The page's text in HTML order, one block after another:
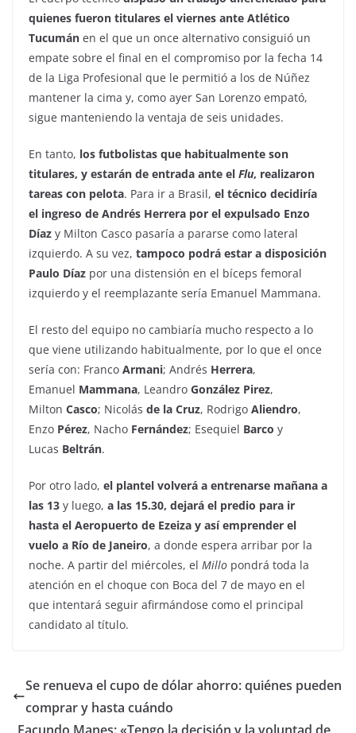
quienes fueron titulares el viernes ante Atlético
Tucumán en el que un once alternativo consiguió un
empate sobre el final en el compromiso por la fecha 14
de la Liga Profesional que le permitió a los de Núñez
mantener la cima y, como ayer San Lorenzo empató,
sigue manteniendo la ventaja de seis unidades.
En tanto, los futbolistas que habitualmente son
titulares, y estarán de entrada ante el Flu, realizaron
tareas con pelota. Para ir a Brasil, el técnico decidiría
el ingreso de Andrés Herrera por el expulsado Enzo
Díaz y Milton Casco pasaría a pararse como lateral
izquierdo. A su vez, tampoco podrá estar a disposición
Paulo Díaz por una distensión en el bíceps femoral
izquierdo y el reemplazante sería Emanuel Mammana.
El resto del equipo no cambiaría mucho respecto a lo
que viene utilizando habitualmente, por lo que el once
sería con: Franco Armani; Andrés Herrera,
Emanuel Mammana, Leandro González Pirez,
Milton Casco; Nicolás de la Cruz, Rodrigo Aliendro,
Enzo Pérez, Nacho Fernández; Esequiel Barco y
Lucas Beltrán.
Por otro lado, el plantel volverá a entrenarse mañana a
las 13 y luego, a las 15.30, dejará el predio para ir
hasta el Aeropuerto de Ezeiza y así emprender el
vuelo a Río de Janeiro, a donde espera arribar por la
noche. A partir del miércoles, el Millo pondrá toda la
atención en el choque con Boca del 7 de mayo en el
que intentará seguir afirmándose como el principal
candidato al título.
Se renueva el cupo de dólar ahorro: quiénes pueden
comprar y hasta cuándo